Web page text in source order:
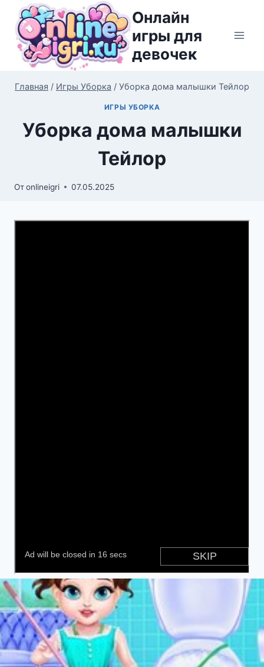
Перейти
содержимому
Онлайн
игры для
девочек
Главная / Игры Уборка / Уборка дома малышки Тейлор
ИГРЫ УБОРКА
Уборка дома малышки
Тейлор
Отonlineigri 07.05.2025